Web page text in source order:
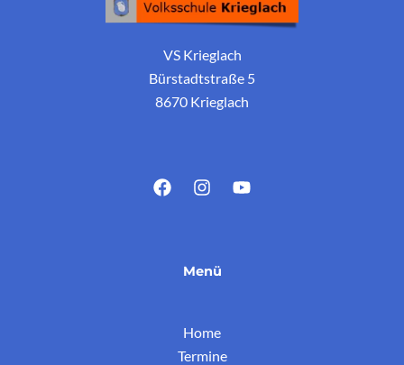
VS Krieglach
Bürstadtstraße 5
8670 Krieglach
Menü
Home
Termine